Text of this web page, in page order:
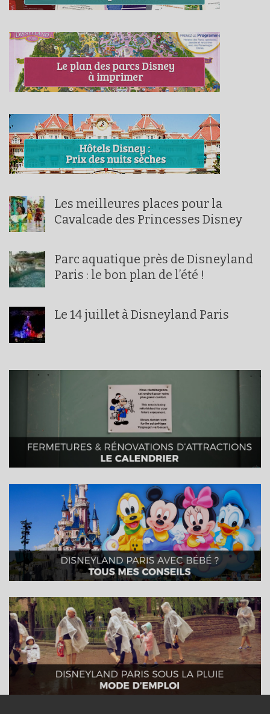
Les meilleures places pour la
Cavalcade des Princesses Disney
Parc aquatique près de Disneyland
Paris : le bon plan de l’été !
Le 14 juillet à Disneyland Paris